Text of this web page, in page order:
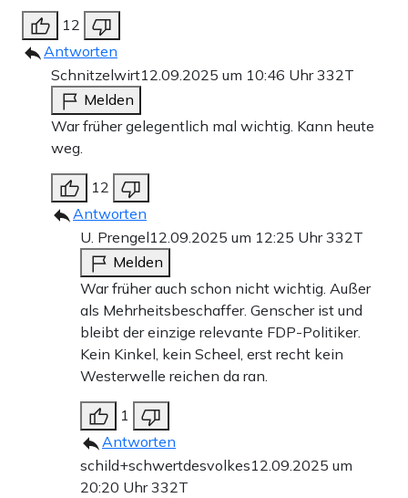
12
Antworten
Schnitzelwirt12.09.2025 um 10:46 Uhr332T
Melden
War früher gelegentlich mal wichtig. Kann heute
weg.
12
Antworten
U. Prengel12.09.2025 um 12:25 Uhr332T
Melden
War früher auch schon nicht wichtig. Außer
als Mehrheitsbeschaffer. Genscher ist und
bleibt der einzige relevante FDP-Politiker.
Kein Kinkel, kein Scheel, erst recht kein
Westerwelle reichen da ran.
1
Antworten
schild+schwertdesvolkes12.09.2025 um
20:20 Uhr332T